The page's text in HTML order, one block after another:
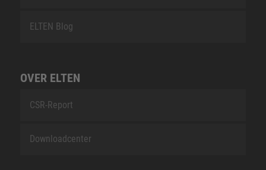
ELTEN Blog
OVER ELTEN
CSR-Report
Downloadcenter